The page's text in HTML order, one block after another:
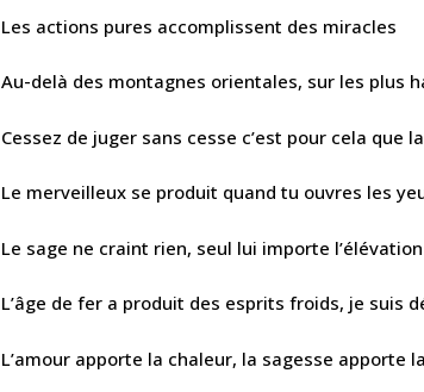
Les actions pures accomplissent des miracles
Au-delà des montagnes orientales, sur les plus
Cessez de juger sans cesse c’est pour cela que
Le merveilleux se produit quand tu ouvres les
Le sage ne craint rien, seul lui importe
L’âge de fer a produit des esprits froids, je
L’amour apporte la chaleur, la sagesse apporte